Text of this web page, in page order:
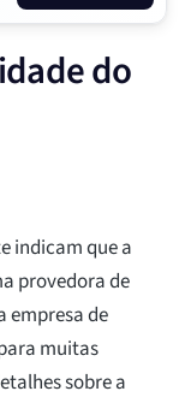
do
indicam que a
provedora de
empresa de
muitas
sobre a